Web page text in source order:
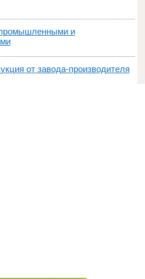
и
от завода-производителя